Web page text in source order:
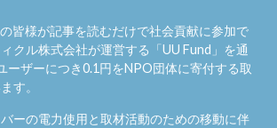
皆様が記事を読むだけで社会貢献に参加で
クル株式会社が運営する「UU Fund 」を通
ーザーにつき0.1円をNPO団体に寄付する取
す。
ーの電力使用と取材活動のための移動に伴